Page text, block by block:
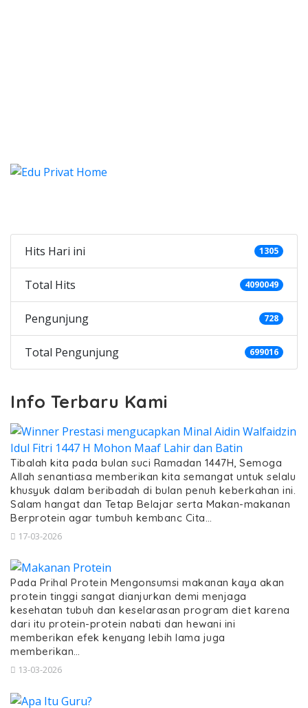
Hits Hari ini 1305
Total Hits 4090049
Pengunjung 728
Total Pengunjung 699016
Info Terbaru Kami
Tibalah kita pada bulan suci Ramadan 1447H, Semoga
Allah senantiasa memberikan kita semangat untuk selalu
khusyuk dalam beribadah di bulan penuh keberkahan ini.
Salam hangat dan Tetap Belajar serta Makan-makanan
Berprotein agar tumbuh kembanc Cita…
17-03-2026
Pada Prihal Protein Mengonsumsi makanan kaya akan
protein tinggi sangat dianjurkan demi menjaga
kesehatan tubuh dan keselarasan program diet karena
dari itu protein-protein nabati dan hewani ini
memberikan efek kenyang lebih lama juga
memberikan…
13-03-2026